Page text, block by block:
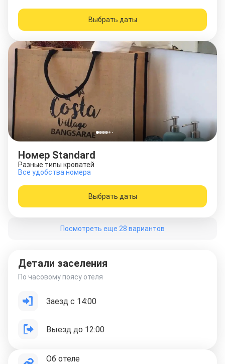
Выбрать даты
Номер Standard
Разные типы кроватей
Все удобства номера
Выбрать даты
Посмотреть еще 28 вариантов
Детали заселения
По часовому поясу отеля
Заезд с 14:00
Выезд до 12:00
Об отеле